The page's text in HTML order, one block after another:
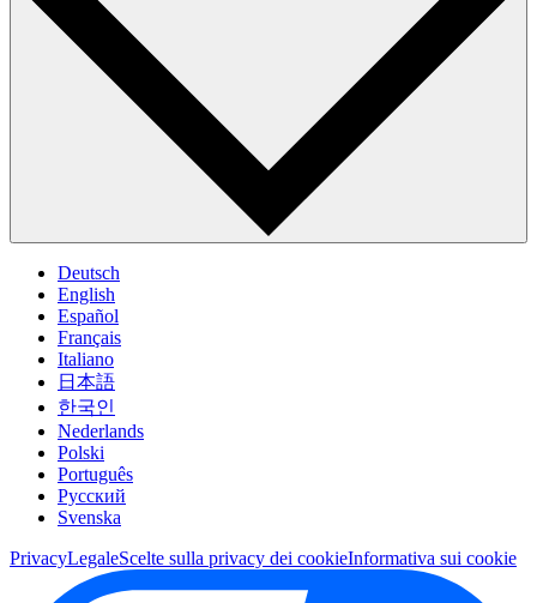
Deutsch
English
Español
Français
Italiano
日本語
한국인
Nederlands
Polski
Português
Pусский
Svenska
PrivacyLegaleScelte sulla privacy dei cookieInformativa sui cookie